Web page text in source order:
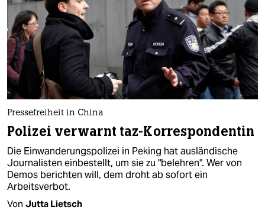
Pressefreiheit in China
Polizei verwarnt taz-Korrespondentin
Die Einwanderungspolizei in Peking hat ausländische
Journalisten einbestellt, um sie zu "belehren". Wer von
Demos berichten will, dem droht ab sofort ein
Arbeitsverbot.
Von Jutta Lietsch